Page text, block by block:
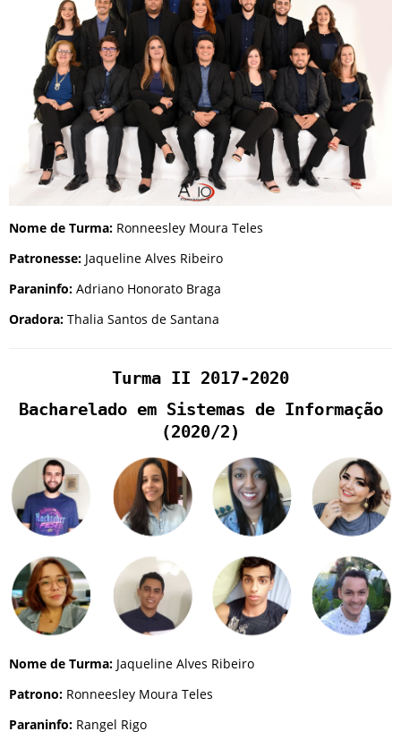
Nome de Turma: Ronneesley Moura Teles
Patronesse: Jaqueline Alves Ribeiro
Paraninfo: Adriano Honorato Braga
Oradora: Thalia Santos de Santana
Turma II 2017-2020
Bacharelado em Sistemas de Informação
(2020/2)
Nome de Turma: Jaqueline Alves Ribeiro
Patrono: Ronneesley Moura Teles
Paraninfo: Rangel Rigo